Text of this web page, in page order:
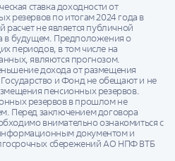
ставка доходности от
резервов по итогам 2024 года в
не является публичной
в будущем. Предположения о
периодов, в том числе на
являются прогнозом.
дохода от размещения
и Фонд не обещают и не
пенсионных резервов.
резервов в прошлом не
Перед заключением договора
внимательно ознакомиться с
документом и
сбережений АО НПФ ВТБ